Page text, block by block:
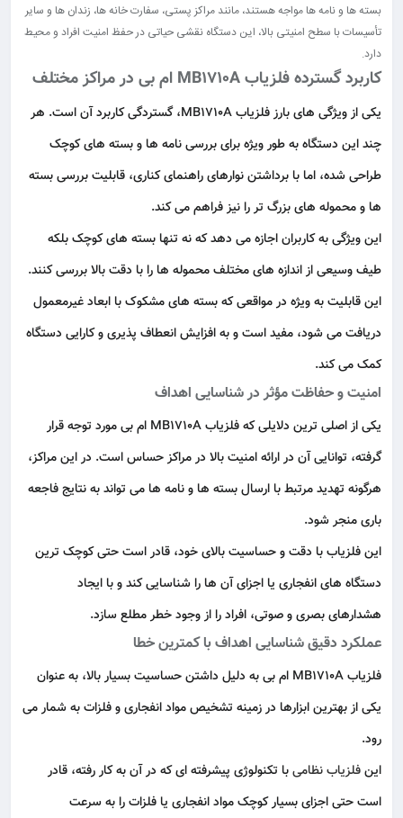
بسته‌ ها و نامه‌ ها مواجه هستند، مانند مراکز پستی، سفارت‌ خانه‌ ها، زندان‌ ها و سایر
تأسیسات با سطح امنیتی بالا، این دستگاه نقشی حیاتی در حفظ امنیت افراد و محیط
دارد.
کاربرد گسترده فلزیاب MB1710A ام بی در مراکز مختلف
یکی از ویژگی‌ های بارز فلزیاب MB1710A، گستردگیکاربرد آن است. هر
چند این دستگاه به‌ طور ویژه برای بررسی نامه‌ ها و بسته‌ های کوچک
طراحی شده، اما با برداشتن نوارهای راهنمای کناری، قابلیت بررسی بسته‌
ها و محموله‌ های بزرگ‌ تر را نیز فراهم می‌ کند.
این ویژگی به کاربران اجازه می‌ دهد که نه‌ تنها بسته‌ های کوچک بلکه
طیف وسیعی از اندازه‌ های مختلف محموله‌ ها را با دقت بالا بررسی کنند.
این قابلیت به‌ ویژه در مواقعی که بسته‌ های مشکوک با ابعاد غیرمعمول
دریافت می‌ شود، مفید است و به افزایش انعطاف‌ پذیری و کارایی دستگاه
کمک می‌ کند.
امنیت و حفاظت مؤثر در شناسایی اهداف
یکی از اصلی‌ ترین دلایلی که فلزیاب MB1710A ام بی مورد توجه قرار
گرفته، توانایی آن در ارائه امنیت بالا درمراکز حساساست. در این مراکز،
هرگونه تهدید مرتبط با ارسال بسته‌ ها و نامه‌ ها می‌ تواند به نتایج فاجعه‌
باری منجر شود.
این فلزیاب با دقت و حساسیت بالای خود، قادر است حتی کوچک‌ ترین
دستگاه‌ های انفجاری یا اجزای آن‌ ها را شناسایی کند و با ایجاد
هشدارهای بصری و صوتی، افراد را از وجود خطر مطلع سازد.
عملکرد دقیق شناسایی اهداف با کمترین خطا
فلزیاب MB1710A ام بی به دلیل داشتن حساسیت بسیار بالا، به‌ عنوان
یکی از بهترین ابزارها در زمینه تشخیص مواد انفجاری و فلزات به شمار می‌
رود.
اینفلزیاب نظامیبا تکنولوژی پیشرفته‌ ای که در آن به‌ کار رفته، قادر
است حتی اجزای بسیار کوچک مواد انفجاری یا فلزات را به‌ سرعت